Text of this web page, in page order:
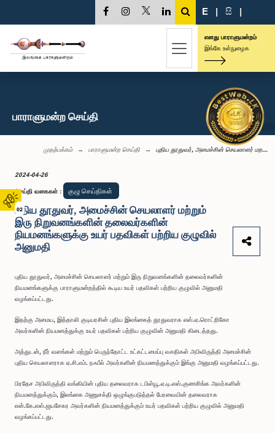
02
E | සි |
எனது பாராளுமன்றம்
இங்கே உள்நுழைக
பாராளுமன்ற செய்தி
முதற்பக்கம் பாராளுமன்ற செய்தி புதிய தூதுவர், அமைச்சின் செயலாளர் மற...
2024-04-26
செய்தி வகைகள் : குழு செய்திகள்
புதிய தூதுவர், அமைச்சின் செயலாளர் மற்றும்
இரு நிறுவனங்களின் தலைவர்களின்
நியமனங்களுக்கு உயர் பதவிகள் பற்றிய குழுவில்
அனுமதி
புதிய தூதுவர், அமைச்சின் செயலாளர் மற்றும் இரு நிறுவனங்களின் தலைவர்களின்
நியமனங்களுக்கு பாராளுமன்றத்தில் கூடிய உயர் பதவிகள் பற்றிய குழுவில் அனுமதி
வழங்கப்பட்டது.
இதற்கு அமைய, இத்தாலி குடியரசின் புதிய இலங்கைத் தூதுவராக எஸ்.ஏ.ரொட்றிகோ
அவர்களின் நியமனத்துக்கு உயர் பதவிகள் பற்றிய குழுவின் அனுமதி கிடைத்தது.
அத்துடன், நீர் வளங்கள் மற்றும் பெருந்தோட்ட உட்கட்டமைப்பு வசதிகள் அபிவிருத்தி அமைச்சின்
புதிய செயலாளராக ஏ.சி.எம். நஃபீல் அவர்களின் நியமனத்துக்கும் இங்கு அனுமதி வழங்கப்பட்டது.
பிரதேச அபிவிருத்தி வங்கியின் புதிய தலைவராக டபிள்யூ.ஏ.டி.எஸ்.குணசிங்க அவர்களின்
நியமனத்துக்கும், இலங்கை அணுசக்தி ஒழுங்குபடுத்தல் பேரவையின் தலைவராக
என்.கே.எஸ்.ஜயசேகர அவர்களின் நியமனத்துக்கும் உயர் பதவிகள் பற்றிய குழுவில் அனுமதி
வழங்கப்பட்டது.